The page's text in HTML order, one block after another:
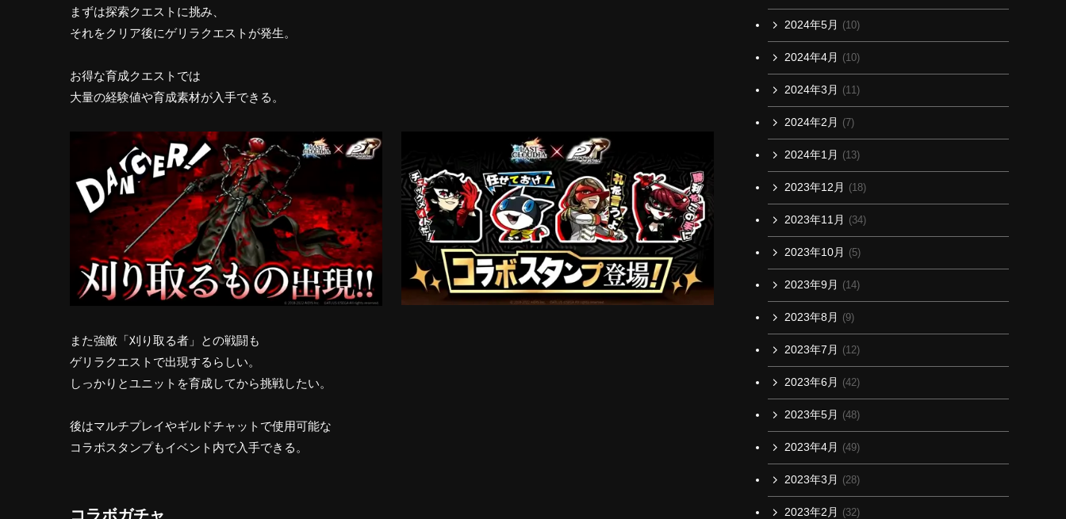
まずは探索クエストに挑み、
それをクリア後にゲリラクエストが発生。
お得な育成クエストでは
大量の経験値や育成素材が入手できる。
また強敵「刈り取る者」との戦闘も
ゲリラクエストで出現するらしい。
しっかりとユニットを育成してから挑戦したい。
後はマルチプレイやギルドチャットで使用可能な
コラボスタンプもイベント内で入手できる。
コラボガチャ
2024年5月 (10)
2024年4月 (10)
2024年3月 (11)
2024年2月 (7)
2024年1月 (13)
2023年12月 (18)
2023年11月 (34)
2023年10月 (5)
2023年9月 (14)
2023年8月 (9)
2023年7月 (12)
2023年6月 (42)
2023年5月 (48)
2023年4月 (49)
2023年3月 (28)
2023年2月 (32)